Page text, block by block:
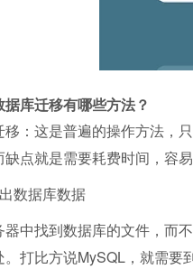
据库迁移有哪些方法？
移：这是普遍的操作方法，
点就是需要耗费时间，容易
数据库数据
器中找到数据库的文件，而
打比方说MySQL，就需要